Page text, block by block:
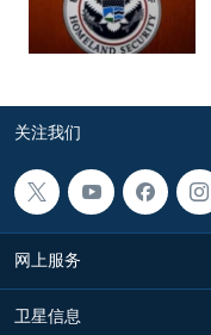
关注我们
网上服务
卫星信息